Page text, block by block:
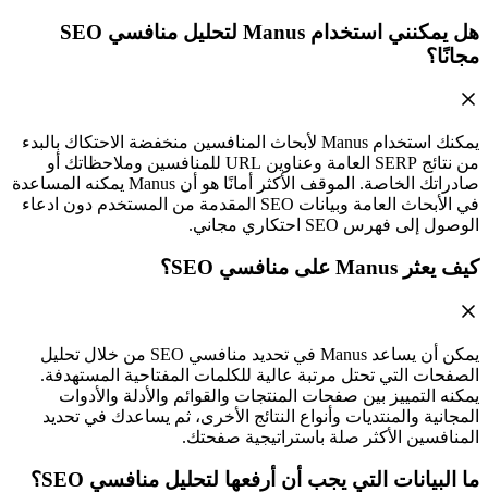
هل يمكنني استخدام Manus لتحليل منافسي SEO
مجانًا؟
يمكنك استخدام Manus لأبحاث المنافسين منخفضة الاحتكاك بالبدء
من نتائج SERP العامة وعناوين URL للمنافسين وملاحظاتك أو
صادراتك الخاصة. الموقف الأكثر أمانًا هو أن Manus يمكنه المساعدة
في الأبحاث العامة وبيانات SEO المقدمة من المستخدم دون ادعاء
الوصول إلى فهرس SEO احتكاري مجاني.
كيف يعثر Manus على منافسي SEO؟
يمكن أن يساعد Manus في تحديد منافسي SEO من خلال تحليل
الصفحات التي تحتل مرتبة عالية للكلمات المفتاحية المستهدفة.
يمكنه التمييز بين صفحات المنتجات والقوائم والأدلة والأدوات
المجانية والمنتديات وأنواع النتائج الأخرى، ثم يساعدك في تحديد
المنافسين الأكثر صلة باستراتيجية صفحتك.
ما البيانات التي يجب أن أرفعها لتحليل منافسي SEO؟